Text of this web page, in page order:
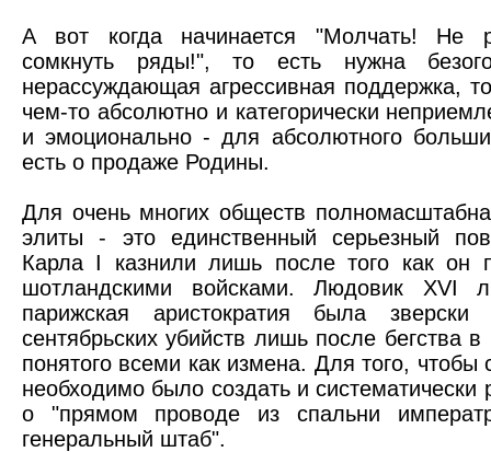
А вот когда начинается "Молчать! Не
сомкнуть ряды!", то есть нужна
нерассуждающая агрессивная поддержка,
чем-то абсолютно и категорически
и эмоционально - для абсолютного
есть о продаже Родины.
Для очень многих обществ
элиты - это единственный серьезный
Карла I казнили лишь после того как он
шотландскими войсками. Людовик XVI
парижская аристократия была
сентябрьских убийств лишь после бегства
понятого всеми как измена. Для того, чтобы
необходимо было создать и систематически
о "прямом проводе из спальни
генеральный штаб".